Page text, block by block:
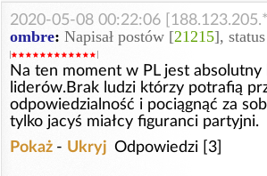
2020-05-08 00:22:06
ombre: Napisał postów [21215],
Na ten moment w PL jest absolutny
liderów.Brak ludzi którzy potrafią
odpowiedzialność i pociągnąć za
tylko jacyś miałcy figuranci partyjni.
Pokaż - Ukryj Odpowiedzi [3]